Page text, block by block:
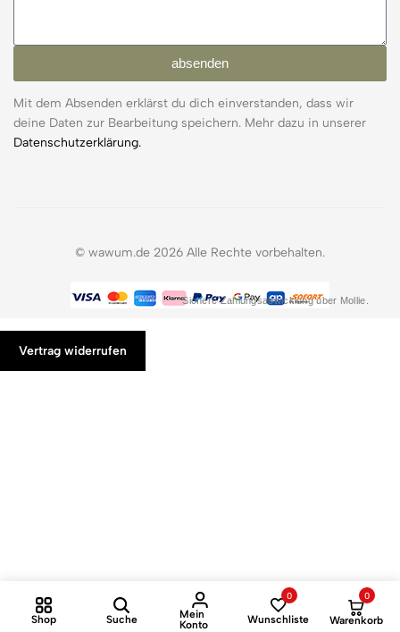
absenden
Mit dem Absenden erklärst du dich einverstanden, dass wir
deine Daten zur Bearbeitung speichern. Mehr dazu in unserer
Datenschutzerklärung.
© wawum.de 2026 Alle Rechte vorbehalten.
Sichere Zahlungsabwicklung über Mollie.
Shop Suche
Mein
Konto
0
Wunschliste
0
Warenkorb
Vertrag widerrufen